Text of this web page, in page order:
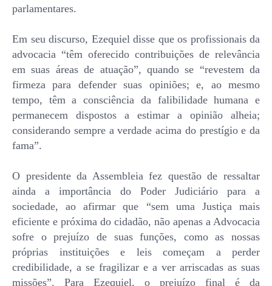
parlamentares.
Em seu discurso, Ezequiel disse que os profissionais da
advocacia “têm oferecido contribuições de relevância
em suas áreas de atuação”, quando se “revestem da
firmeza para defender suas opiniões; e, ao mesmo
tempo, têm a consciência da falibilidade humana e
permanecem dispostos a estimar a opinião alheia;
considerando sempre a verdade acima do prestígio e da
fama”.
O presidente da Assembleia fez questão de ressaltar
ainda a importância do Poder Judiciário para a
sociedade, ao afirmar que “sem uma Justiça mais
eficiente e próxima do cidadão, não apenas a Advocacia
sofre o prejuízo de suas funções, como as nossas
próprias instituições e leis começam a perder
credibilidade, a se fragilizar e a ver arriscadas as suas
missões”. Para Ezequiel, o prejuízo final é da